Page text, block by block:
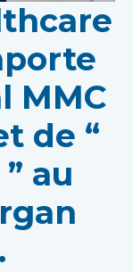
MMC
de “
au